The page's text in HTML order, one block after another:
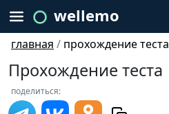
wellemo
главная / прохождение теста
Прохождение теста
поделиться: